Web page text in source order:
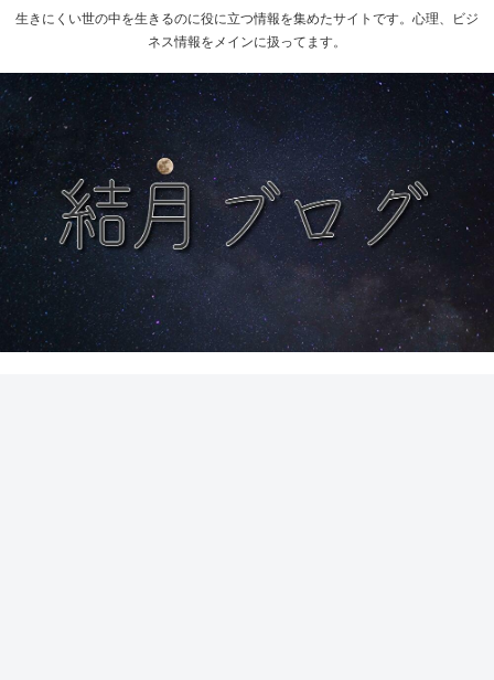
生きにくい世の中を生きるのに役に立つ情報を集めたサイトです。心理、ビジ
ネス情報をメインに扱ってます。